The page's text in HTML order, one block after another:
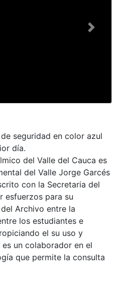
Next
seguridad en color azul
día.
del Valle del Cauca es
del Valle Jorge Garcés
con la Secretaria del
esfuerzos para su
Archivo entre la
los estudiantes e
el su uso y
un colaborador en el
que permite la consulta